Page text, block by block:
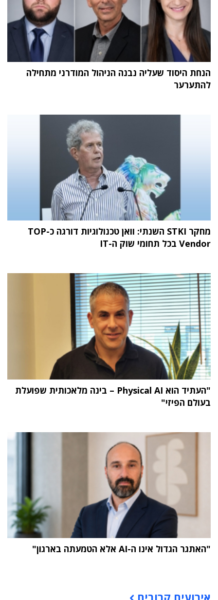
הנחת היסוד שעליה נבנה הניהול המודרני מתחילה
להתערער
מחקר STKI השנתי: וואן טכנולוגיות דורגה כ-TOP
Vendor בכל תחומי שוק ה-IT
"העתיד הוא Physical AI – בינה מלאכותית שפועלת
בעולם הפיזי"
"האתגר הגדול אינו ה-AI אלא הטמעתה בארגון"
אירועים קרובים